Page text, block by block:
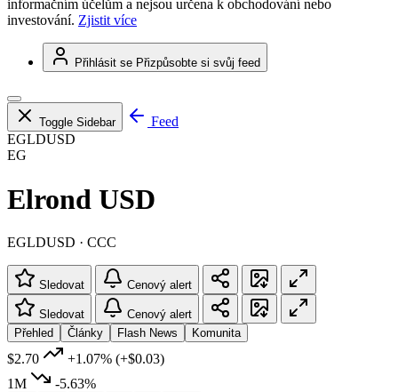
informačním účelům a nejsou určena k obchodování nebo
investování. Zjistit více
Přihlásit se Přizpůsobte si svůj feed
Toggle Sidebar
Feed
EGLDUSD
EG
Elrond USD
EGLDUSD · CCC
Sledovat Cenový alert
Sledovat
Cenový alert
Přehled
Články Flash News Komunita
$2.70 +1.07% (+$0.03)
1M
-5.63%